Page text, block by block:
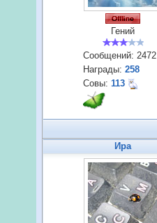
Гений
Сообщений: 2472
Награды: 258
Совы: 113
Ира